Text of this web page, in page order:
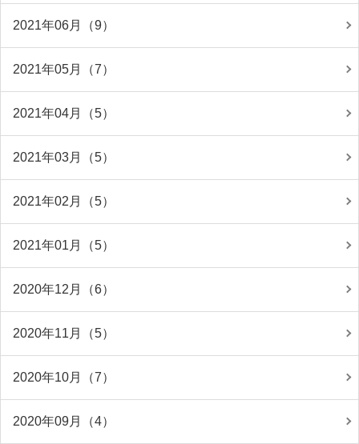
2021年06月（9）
2021年05月（7）
2021年04月（5）
2021年03月（5）
2021年02月（5）
2021年01月（5）
2020年12月（6）
2020年11月（5）
2020年10月（7）
2020年09月（4）